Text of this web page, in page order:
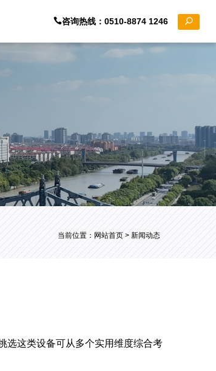
咨询热线：0510-8874 1246
当前位置：网站首页 > 新闻动态
选这类设备可从多个实用维度综合考